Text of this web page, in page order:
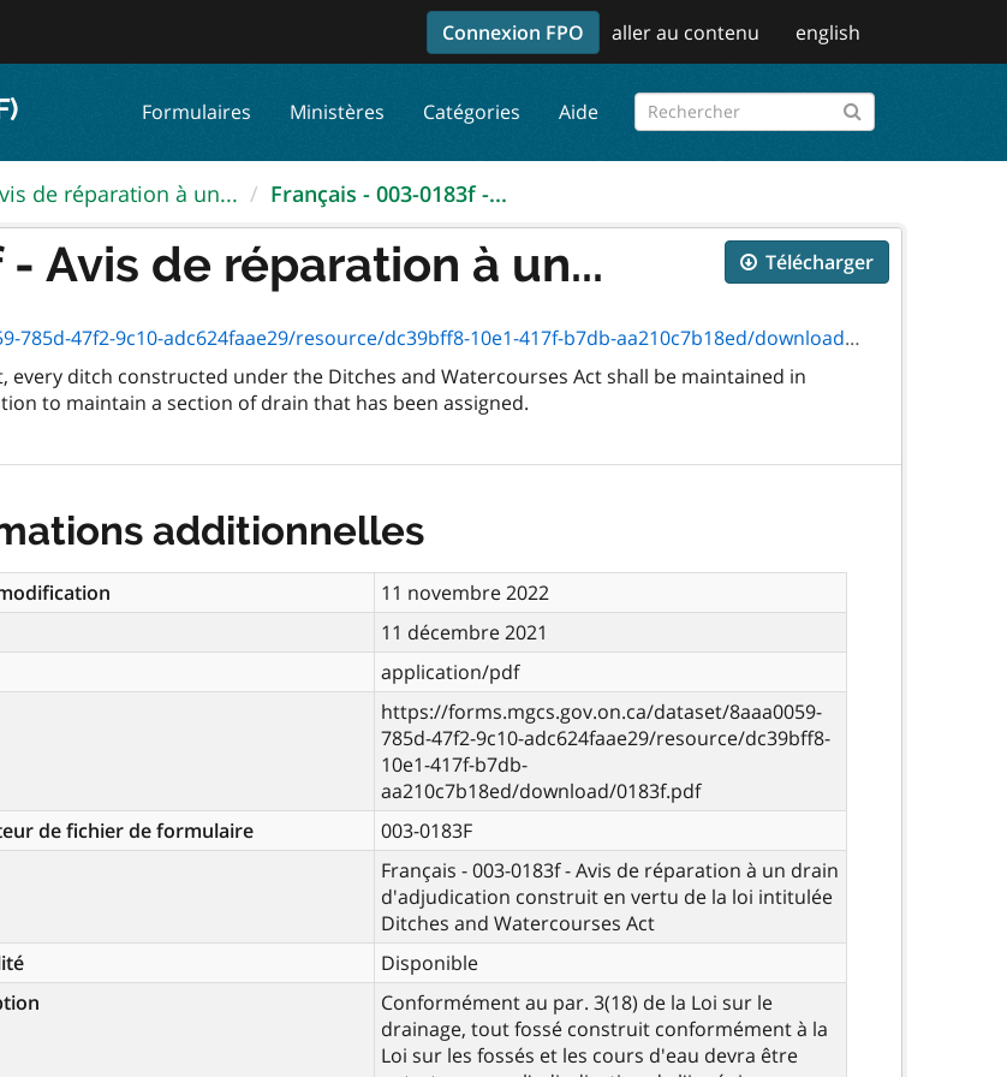
Connexion FPO aller au contenu english
Formulaires Ministères Catégories Aide
de réparation à un... Français - 003-0183f -...
Télécharger
Avis de réparation à un...
47f2-9c10-adc624faae29/resource/dc39bff8-10e1-417f-b7db-aa210c7b18ed/download/0183f.pdf
every ditch constructed under the Ditches and Watercourses Act shall be maintained in
to maintain a section of drain that has been assigned.
additionnelles
11 novembre 2022
11 décembre 2021
application/pdf
https://forms.mgcs.gov.on.ca/dataset/8aaa0059-
785d-47f2-9c10-adc624faae29/resource/dc39bff8-
10e1-417f-b7db-
aa210c7b18ed/download/0183f.pdf
de fichier de formulaire
003-0183F
Français - 003-0183f - Avis de réparation à un drain
d'adjudication construit en vertu de la loi intitulée
Ditches and Watercourses Act
Disponible
Conformément au par. 3(18) de la Loi sur le
drainage, tout fossé construit conformément à la
Loi sur les fossés et les cours d'eau devra être